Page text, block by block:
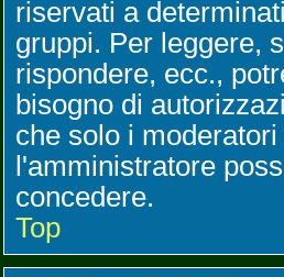
riservati a
gruppi. Per leggere,
rispondere, ecc.,
bisogno di
che solo i moderatori
l'amministratore
concedere.
Top